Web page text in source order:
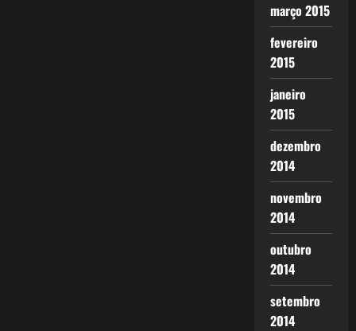
março 2015
fevereiro
2015
janeiro
2015
dezembro
2014
novembro
2014
outubro
2014
setembro
2014